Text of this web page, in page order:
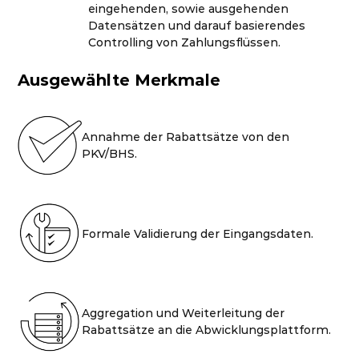
eingehenden, sowie ausgehenden
Datensätzen und darauf basierendes
Controlling von Zahlungsflüssen.
Ausgewählte Merkmale
Annahme der Rabattsätze von den
PKV/BHS.
Formale Validierung der Eingangsdaten.
Aggregation und Weiterleitung der
Rabattsätze an die Abwicklungsplattform.